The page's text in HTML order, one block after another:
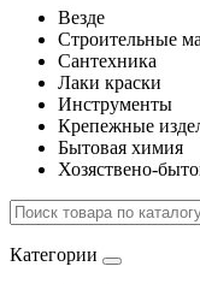
Везде
Строительные
Сантехника
Лаки краски
Инструменты
Крепежные
Бытовая химия
Хозяствено-
Категории